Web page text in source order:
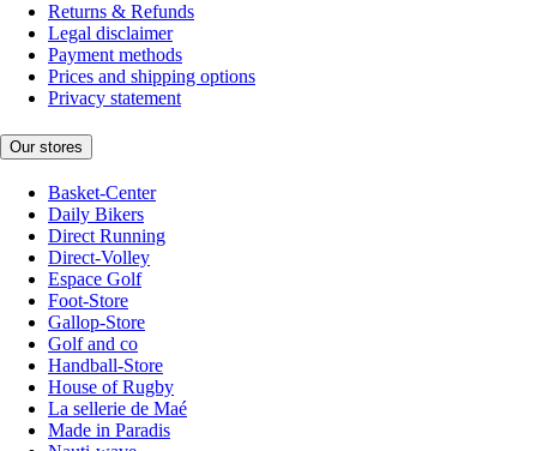
Returns & Refunds
Legal disclaimer
Payment methods
Prices and shipping options
Privacy statement
Our stores
Basket-Center
Daily Bikers
Direct Running
Direct-Volley
Espace Golf
Foot-Store
Gallop-Store
Golf and co
Handball-Store
House of Rugby
La sellerie de Maé
Made in Paradis